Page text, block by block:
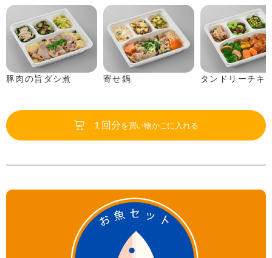
豚肉の旨ダシ煮 寄せ鍋 タンドリーチキ
１回分を買い物かごに入れる